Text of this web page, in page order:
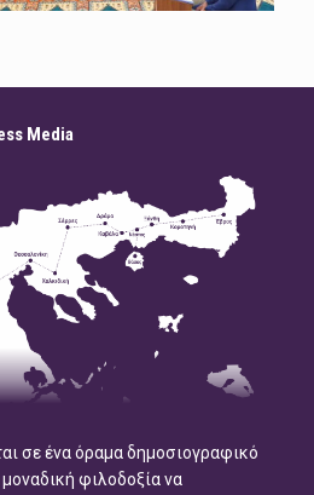
Media
σε ένα όραμα δημοσιογραφικό
φιλοδοξία να